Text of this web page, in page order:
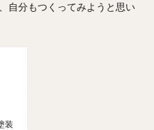
自分もつくってみようと思い
装